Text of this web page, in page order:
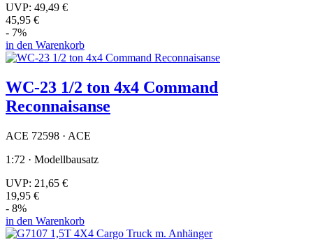
UVP: 49,49 €
45,95 €
- 7%
in den Warenkorb
WC-23 1/2 ton 4x4 Command
Reconnaisanse
ACE 72598 · ACE
1:72 · Modellbausatz
UVP: 21,65 €
19,95 €
- 8%
in den Warenkorb